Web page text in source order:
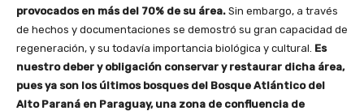
provocados en más del 70% de su área. Sin embargo, a través
de hechos y documentaciones se demostró su gran capacidad de
regeneración, y su todavía importancia biológica y cultural. Es
nuestro deber y obligación conservar y restaurar dicha área,
pues ya son los últimos bosques del Bosque Atlántico del
Alto Paraná en Paraguay, una zona de confluencia de